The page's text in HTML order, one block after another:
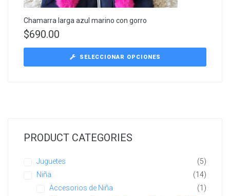
Chamarra larga azul marino con gorro
$690.00
SELECCIONAR OPCIONES
PRODUCT CATEGORIES
Juguetes
(5)
Niña
(14)
Accesorios de Niña
(1)